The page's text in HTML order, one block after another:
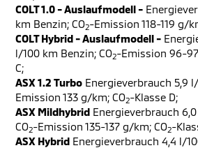
COLT 1.0 - Auslaufmodell -
km Benzin; CO2-Emission 118-119 g/
COLT Hybrid - Auslaufmodell -
l/100 km Benzin; CO2-Emission 96-
C;
ASX 1.2 Turbo Energieverbrauch 5,9
Emission 133 g/km; CO2-Klasse D;
ASX Mildhybrid Energieverbrauch
CO2-Emission 135-137 g/km; CO2-
ASX Hybrid Energieverbrauch 4,4 l/